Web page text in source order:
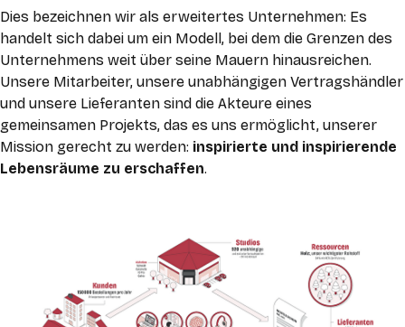
Dies bezeichnen wir als erweitertes Unternehmen: Es
handelt sich dabei um ein Modell, bei dem die Grenzen des
Unternehmens weit über seine Mauern hinausreichen.
Unsere Mitarbeiter, unsere unabhängigen Vertragshändler
und unsere Lieferanten sind die Akteure eines
gemeinsamen Projekts, das es uns ermöglicht, unserer
Mission gerecht zu werden: inspirierte und inspirierende
Lebensräume zu erschaffen.